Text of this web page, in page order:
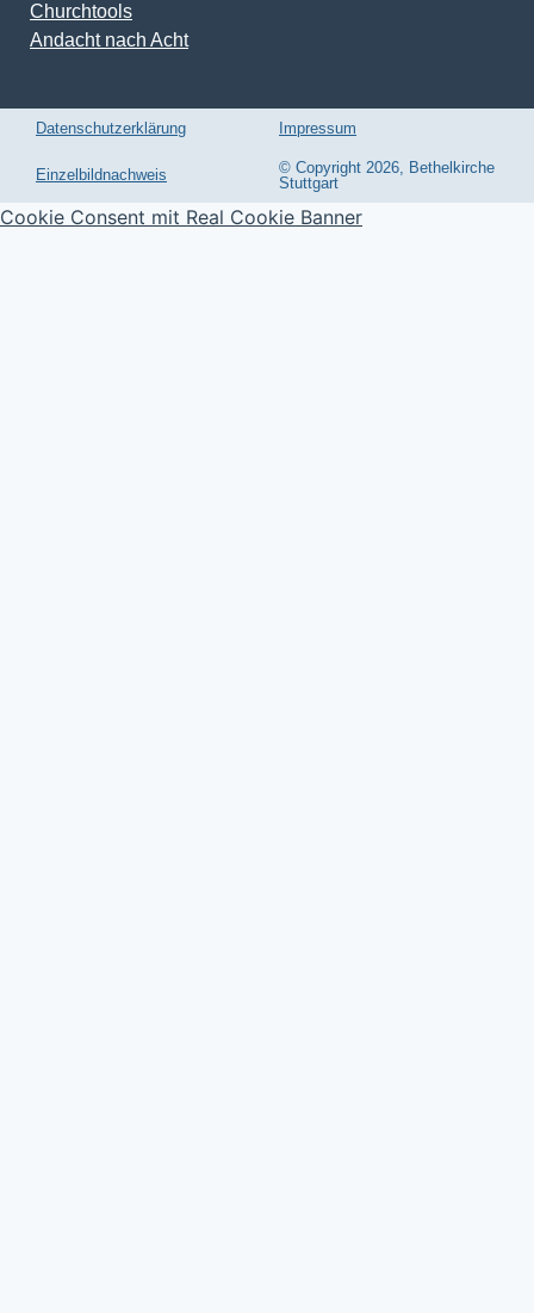
Churchtools
Andacht nach Acht
Datenschutzerklärung Impressum
Einzelbildnachweis
© Copyright 2026, Bethelkirche
Stuttgart
Cookie Consent mit Real Cookie Banner